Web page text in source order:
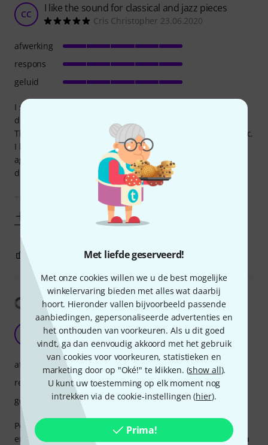
Met liefde geserveerd!
Met onze cookies willen we u de best mogelijke
winkelervaring bieden met alles wat daarbij
hoort. Hieronder vallen bijvoorbeeld passende
aanbiedingen, gepersonaliseerde advertenties en
het onthouden van voorkeuren. Als u dit goed
vindt, ga dan eenvoudig akkoord met het gebruik
van cookies voor voorkeuren, statistieken en
marketing door op "Oké!" te klikken. (show all).
U kunt uw toestemming op elk moment nog
intrekken via de cookie-instellingen (hier).
Prima!
CC I like the sound for classical and jazz pieces
Cris Christopher 23.06.2020
I started buying different mouthpiece, especially with a
deep cup to try the sound and to use for different genres.
This is my go-to the mouthpiece for classical and jazz music.
I haven't practice trumpet for so long, now I want to start
again. I used to play on 17c mouthpiece in the BigBand
during my college years.
The sound of this mouthpiece is dark and
afwerking
respons
geluid
EVALUATIE MELDEN
Vertaling tonen
Stera 10.01.2025
Poate e ok la prețul asta, dar cineva m-a lăudat produsul
enorm. Eu aveam muștiuc bun deja dar a spus că acesta va
afwerking
respons
geluid